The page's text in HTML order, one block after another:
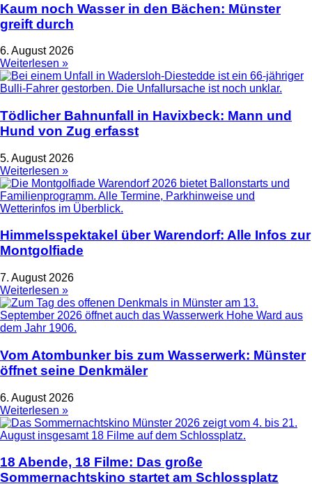
Kaum noch Wasser in den Bächen: Münster
greift durch
6. August 2026
Weiterlesen »
Tödlicher Bahnunfall in Havixbeck: Mann und
Hund von Zug erfasst
5. August 2026
Weiterlesen »
Himmelsspektakel über Warendorf: Alle Infos zur
Montgolfiade
7. August 2026
Weiterlesen »
Vom Atombunker bis zum Wasserwerk: Münster
öffnet seine Denkmäler
6. August 2026
Weiterlesen »
18 Abende, 18 Filme: Das große
Sommernachtskino startet am Schlossplatz